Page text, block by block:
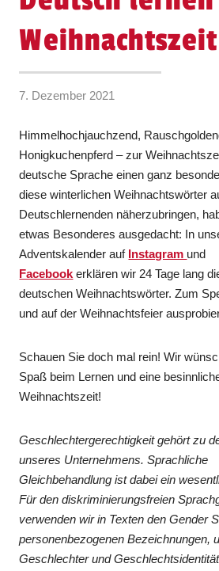
Weihnachtszeit
7. Dezember 2021
Himmelhochjauchzend,
Honigkuchenpferd – zur
deutsche Sprache einen ganz
diese winterlichen Weihnachtswörter
Deutschlernenden näherzubringen,
etwas Besonderes ausgedacht: In
Adventskalender auf Instagram und
Facebook erklären wir 24 Tage lang
deutschen Weihnachtswörter. Zum
und auf der Weihnachtsfeier
Schauen Sie doch mal rein! Wir
Spaß beim Lernen und eine
Weihnachtszeit!
Geschlechtergerechtigkeit gehört zu
unseres Unternehmens. Sprachliche
Gleichbehandlung ist dabei ein
Für den diskriminierungsfreien
verwenden wir in Texten den Gender
personenbezogenen Bezeichnungen,
Geschlechter und